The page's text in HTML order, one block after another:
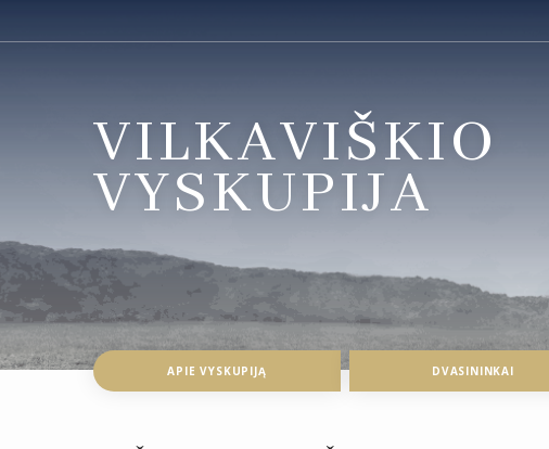
VILKAVIŠKIO
VYSKUPIJA
APIE VYSKUPIJĄ DVASININKAI